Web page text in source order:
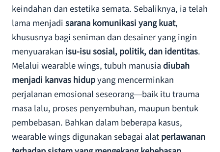
keindahan dan estetika semata. Sebaliknya, ia telah
lama menjadi sarana komunikasi yang kuat,
khususnya bagi seniman dan desainer yang ingin
menyuarakan isu-isu sosial, politik, dan identitas.
Melalui wearable wings, tubuh manusia diubah
menjadi kanvas hidupyang mencerminkan
perjalanan emosional seseorang—baik itu trauma
masa lalu, proses penyembuhan, maupun bentuk
pembebasan. Bahkan dalam beberapa kasus,
wearable wings digunakan sebagai alat perlawanan